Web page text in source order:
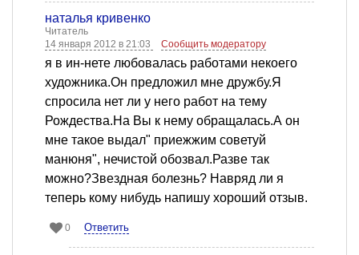
наталья кривенко
Читатель
14 января 2012 в 21:03
Сообщить модератору
я в ин-нете любовалась работами некоего
художника.Он предложил мне дружбу.Я
спросила нет ли у него работ на тему
Рождества.На Вы к нему обращалась.А он
мне такое выдал" приежжим советуй
манюня", нечистой обозвал.Разве так
можно?Звездная болезнь? Навряд ли я
теперь кому нибудь напишу хороший отзыв.
0 Ответить